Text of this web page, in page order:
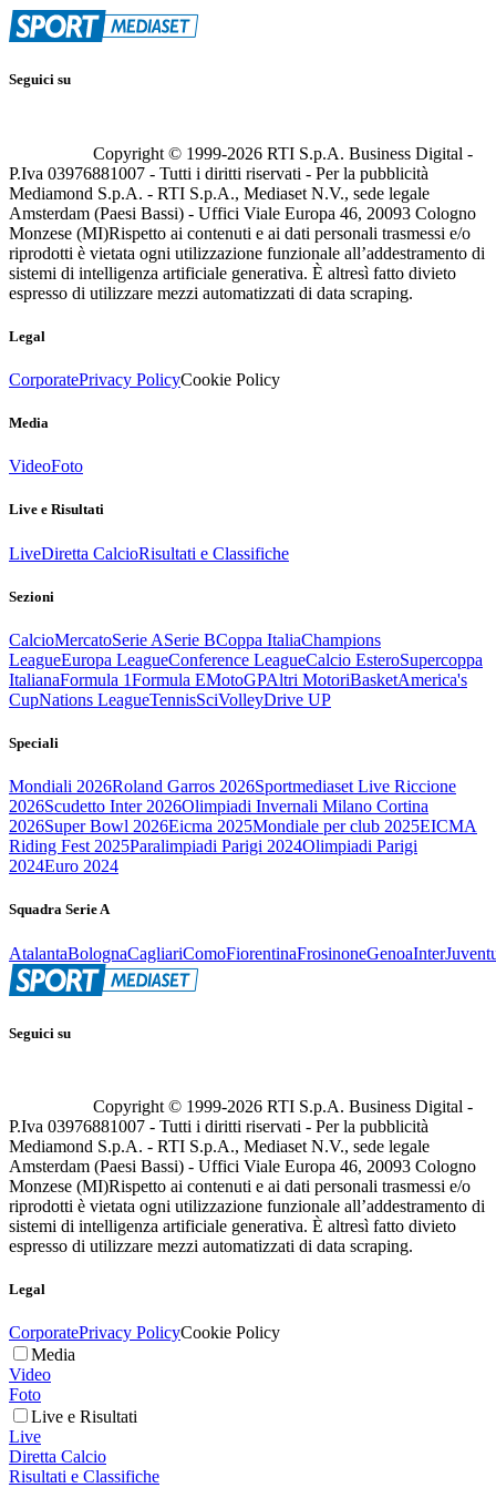
Seguici su
Copyright © 1999-2026 RTI S.p.A. Business Digital -
P.Iva 03976881007 - Tutti i diritti riservati - Per la pubblicità
Mediamond S.p.A. - RTI S.p.A., Mediaset N.V., sede legale
Amsterdam (Paesi Bassi) - Uffici Viale Europa 46, 20093 Cologno
Monzese (MI)Rispetto ai contenuti e ai dati personali trasmessi e/o
riprodotti è vietata ogni utilizzazione funzionale all’addestramento di
sistemi di intelligenza artificiale generativa. È altresì fatto divieto
espresso di utilizzare mezzi automatizzati di data scraping.
Legal
CorporatePrivacy PolicyCookie Policy
Media
VideoFoto
Live e Risultati
LiveDiretta CalcioRisultati e Classifiche
Sezioni
CalcioMercatoSerie ASerie BCoppa ItaliaChampions
LeagueEuropa LeagueConference LeagueCalcio EsteroSupercoppa
ItalianaFormula 1Formula EMotoGPAltri MotoriBasketAmerica's
CupNations LeagueTennisSciVolleyDrive UP
Speciali
Mondiali 2026Roland Garros 2026Sportmediaset Live Riccione
2026Scudetto Inter 2026Olimpiadi Invernali Milano Cortina
2026Super Bowl 2026Eicma 2025Mondiale per club 2025EICMA
Riding Fest 2025Paralimpiadi Parigi 2024Olimpiadi Parigi
2024Euro 2024
Squadra Serie A
AtalantaBolognaCagliariComoFiorentinaFrosinoneGenoaInter
Seguici su
Copyright © 1999-2026 RTI S.p.A. Business Digital -
P.Iva 03976881007 - Tutti i diritti riservati - Per la pubblicità
Mediamond S.p.A. - RTI S.p.A., Mediaset N.V., sede legale
Amsterdam (Paesi Bassi) - Uffici Viale Europa 46, 20093 Cologno
Monzese (MI)Rispetto ai contenuti e ai dati personali trasmessi e/o
riprodotti è vietata ogni utilizzazione funzionale all’addestramento di
sistemi di intelligenza artificiale generativa. È altresì fatto divieto
espresso di utilizzare mezzi automatizzati di data scraping.
Legal
CorporatePrivacy PolicyCookie Policy
Media
Video
Foto
Live e Risultati
Live
Diretta Calcio
Risultati e Classifiche